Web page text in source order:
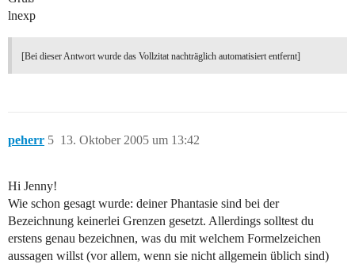
lnexp
[Bei dieser Antwort wurde das Vollzitat nachträglich automatisiert entfernt]
peherr 13. Oktober 2005 um 13:42
5
Hi Jenny!
Wie schon gesagt wurde: deiner Phantasie sind bei der
Bezeichnung keinerlei Grenzen gesetzt. Allerdings solltest du
erstens genau bezeichnen, was du mit welchem Formelzeichen
aussagen willst (vor allem, wenn sie nicht allgemein üblich sind)